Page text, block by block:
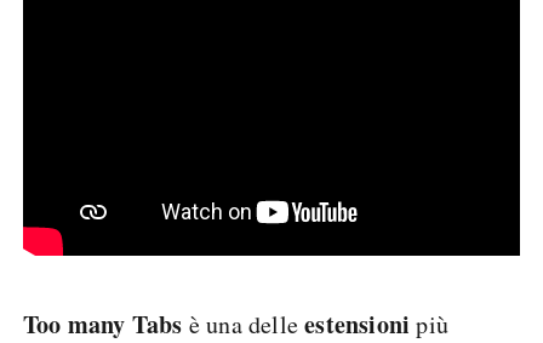
Too many Tabs è una delleestensioni più